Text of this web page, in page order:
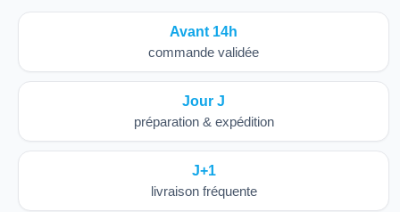
Avant 14h
commande validée
Jour J
préparation & expédition
J+1
livraison fréquente